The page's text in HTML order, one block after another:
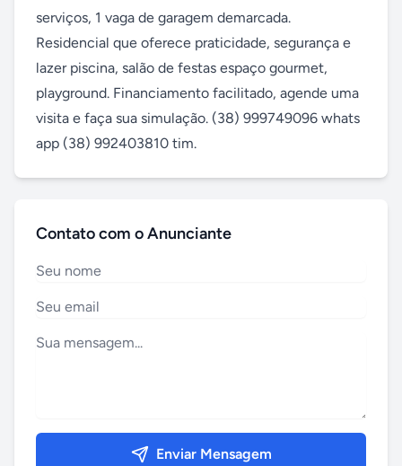
serviços, 1 vaga de garagem demarcada.
Residencial que oferece praticidade, segurança e
lazer piscina, salão de festas espaço gourmet,
playground. Financiamento facilitado, agende uma
visita e faça sua simulação. (38) 999749096 whats
app (38) 992403810 tim.
Contato com o Anunciante
Enviar Mensagem